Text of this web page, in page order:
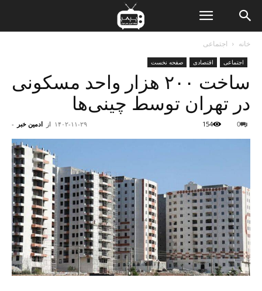
خانه اجتماعی
اجتماعی اقتصادی صفحه نخست
ساخت ۲۰۰ هزار واحد مسکونی
در تهران توسط چینی‌ها
از ادمین خبر - ۱۴۰۲-۱۱-۲۹ 0
154